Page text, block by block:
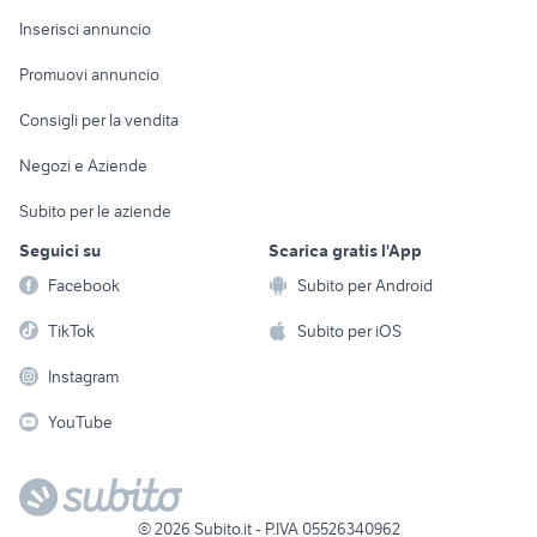
Console e
Fotografia
Telefonia
Biciclette
Inserisci annuncio
Promuovi annuncio
Consigli per la vendita
Negozi e Aziende
Subito per le aziende
Seguici su
Facebook
TikTok
Instagram
YouTube
Scarica gratis l'App
Subito per Android
Subito per iOS
©2026 Subito.it - P.IVA 05526340962